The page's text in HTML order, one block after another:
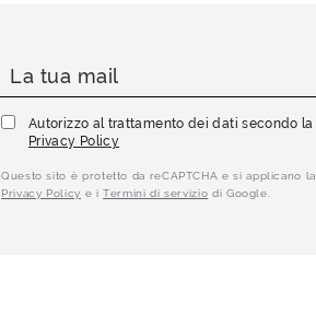
Autorizzo al trattamento dei dati secondo la
Privacy Policy
Questo sito è protetto da reCAPTCHA e si applicano la
Privacy Policy e iTermini di servizio di Google.